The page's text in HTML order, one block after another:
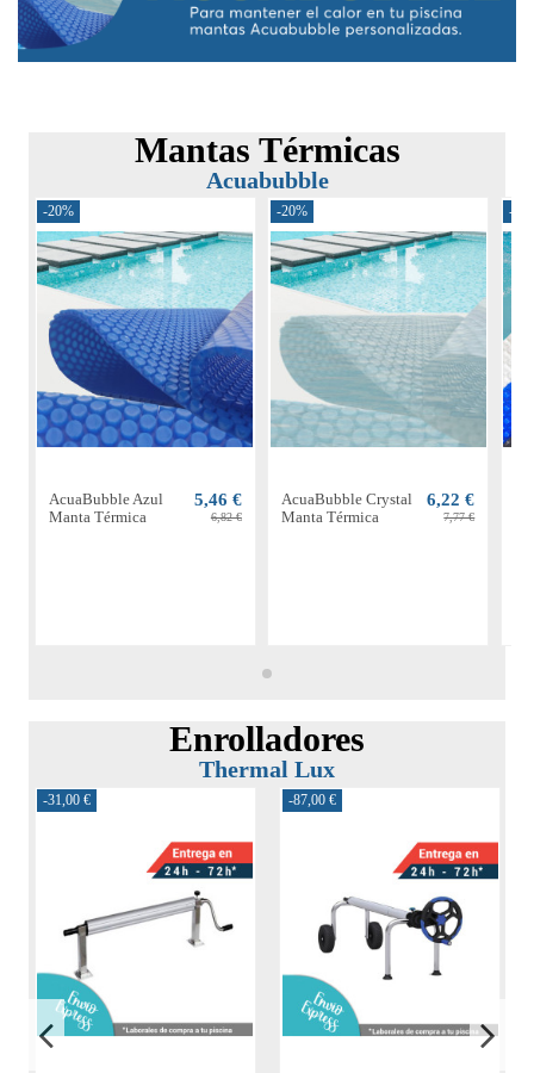
Mantas Térmicas
Acuabubble
-20%
AcuaBubble Azul
Manta Térmica
5,46 €
6,82 €
-20%
AcuaBubble Crystal
Manta Térmica
6,22 €
7,77 €
-
Enrolladores
Thermal Lux
-31,00 € -87,00 €